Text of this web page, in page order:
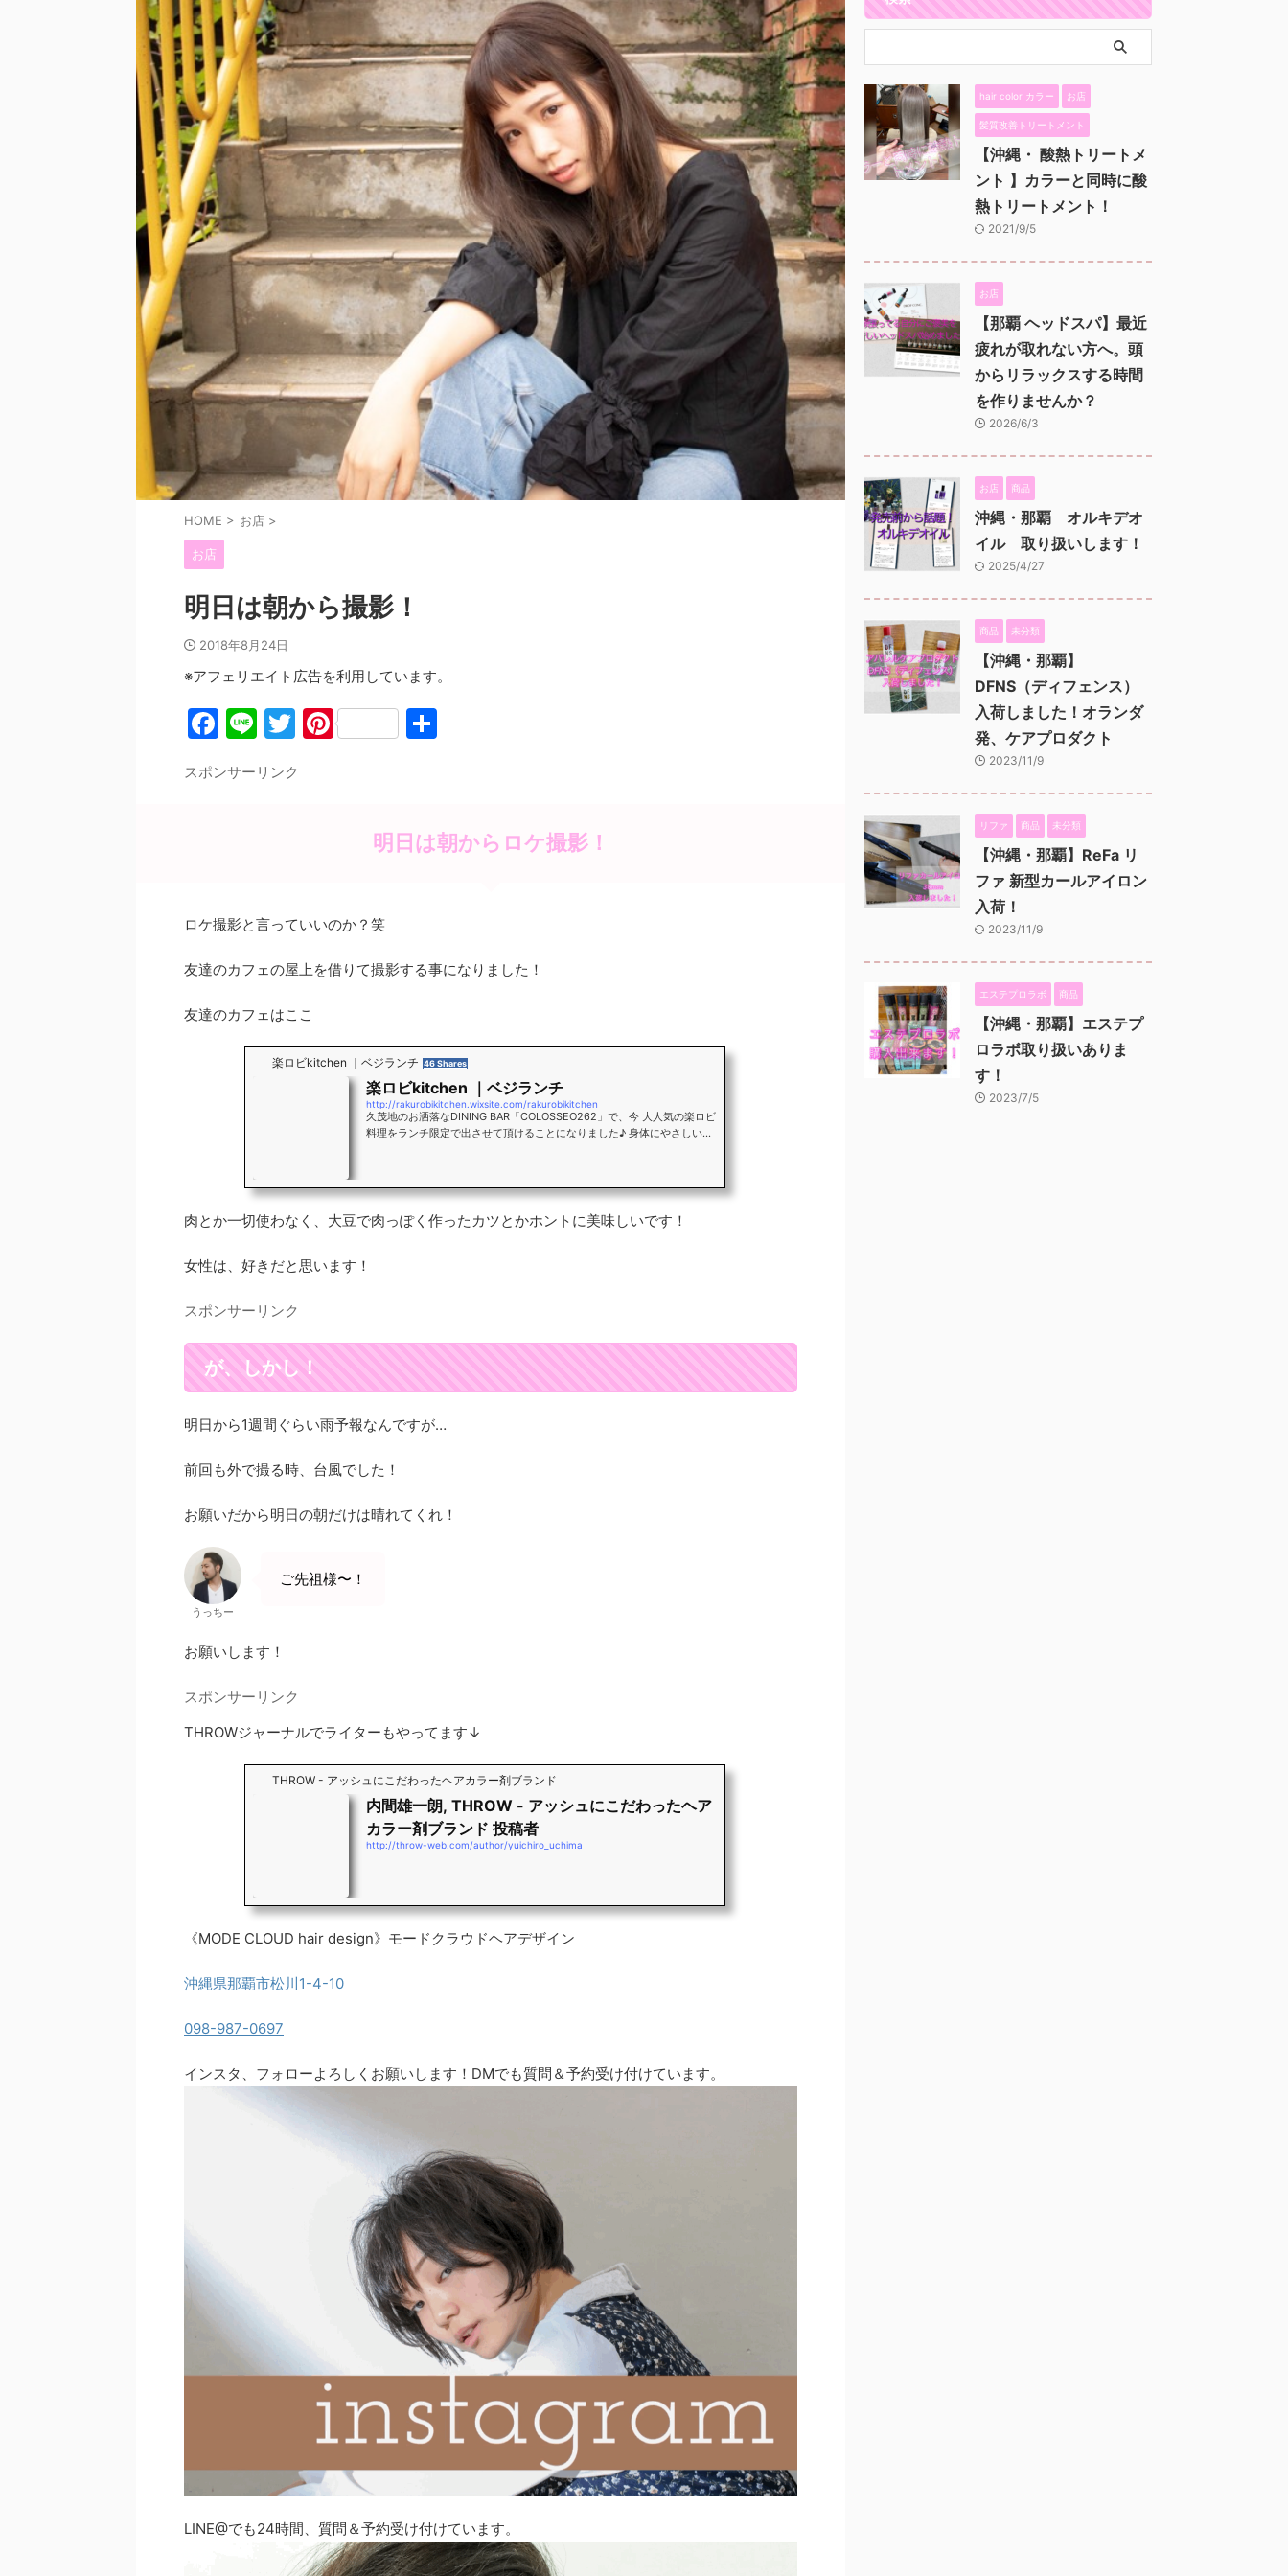
HOME > お店 >
お店
明日は朝から撮影！
2018年8月24日
※アフェリエイト広告を利用しています。
F
c
k
Li
e
T Pi
スポンサーリンク
明日は朝からロケ撮影！
ロケ撮影と言っていいのか？笑
友達のカフェの屋上を借りて撮影する事になりました！
友達のカフェはここ
楽ロビkitchen ｜ベジランチ 46 Shares
楽ロビkitchen ｜ベジランチ
http://rakurobikitchen.wixsite.com/rakurobikitchen
久茂地のお洒落なDINING BAR「COLOSSEO262」で、今 大人気の楽ロビ
料理をランチ限定で出させて頂けることになりました♪ 身体にやさしい自
肉とか一切使わなく、大豆で肉っぽく作ったカツとかホントに美味しいです！
女性は、好きだと思います！
スポンサーリンク
が、しかし！
明日から1週間ぐらい雨予報なんですが…
前回も外で撮る時、台風でした！
お願いだから明日の朝だけは晴れてくれ！
うっちー
ご先祖様〜！
お願いします！
スポンサーリンク
THROWジャーナルでライターもやってます↓
THROW - アッシュにこだわったヘアカラー剤ブランド
内間雄一朗, THROW - アッシュにこだわったヘア
カラー剤ブランド 投稿者
http://throw-web.com/author/yuichiro_uchima
《MODE CLOUD hair design》モードクラウドヘアデザイン
沖縄県那覇市松川1-4-10
098-987-0697
インスタ、フォローよろしくお願いします！DMでも質問＆予約受け付けています。
LINE@でも24時間、質問＆予約受け付けています。
hair color カラー お店
髪質改善トリートメント
【沖縄・ 酸熱トリートメ
ント 】カラーと同時に酸
熱トリートメント！
2021/9/5
お店
【那覇 ヘッドスパ】最近
疲れが取れない方へ。頭
からリラックスする時間
を作りませんか？
2026/6/3
お店 商品
沖縄・那覇 オルキデオ
イル 取り扱いします！
2025/4/27
商品 未分類
【沖縄・那覇】
DFNS（ディフェンス）
入荷しました！オランダ
発、ケアプロダクト
2023/11/9
リファ 商品 未分類
【沖縄・那覇】ReFa リ
ファ 新型カールアイロン
入荷！
2023/11/9
エステプロラボ 商品
【沖縄・那覇】エステプ
ロラボ取り扱いありま
す！
2023/7/5